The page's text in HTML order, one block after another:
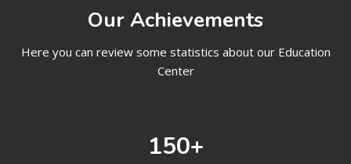
Our Achievements
Here you can review some statistics about our Education
Center
150+